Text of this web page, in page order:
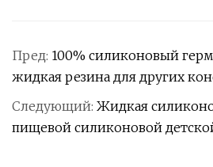
Пред: 100% силиконовый
жидкая резина для других
Следующий: Жидкая
пищевой силиконовой